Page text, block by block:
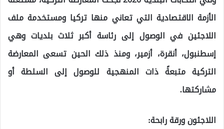
الأزمة الاقتصادية التي تعاني منها تركيا ومستخدمة ملف
اللاجئين في الوصول إلى رئاسة أكبر ثلاث بلديات وهي
إسطنبول، أنقرة، أزمير، ومنذ ذلك الحين تسعى المعارضة
التركية متبعةً ذات المنهجية للوصول إلى السلطة أو
مشاركتها.
اللاجئون ورقة رابحة: